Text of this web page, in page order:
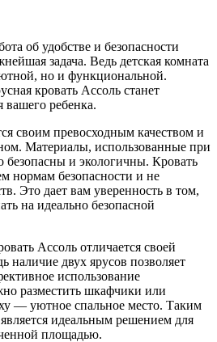
об удобстве и безопасности
задача. Ведь детская комната
но и функциональной.
кровать Ассоль станет
ребенка.
своим превосходным качеством и
Материалы, использованные при
безопасны и экологичны. Кровать
нормам безопасности и не
Это дает вам уверенность в том,
на идеально безопасной
Ассоль отличается своей
наличие двух ярусов позволяет
использование
разместить шкафчики или
— уютное спальное место. Таким
идеальным решением для
площадью.